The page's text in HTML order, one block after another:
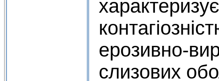
ерозивно-
слизових